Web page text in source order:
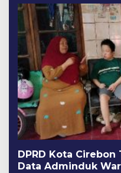
DPRD Kota
Data Adminduk